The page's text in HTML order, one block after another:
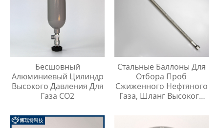
Бесшовный
Алюминиевый Цилиндр
Высокого Давления Для
Газа CO2
Стальные Баллоны Для
Отбора Проб
Сжиженного Нефтяного
Газа, Шланг Высокого